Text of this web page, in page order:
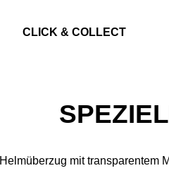
CLICK & COLLECT
Helmüberzug mit transparentem